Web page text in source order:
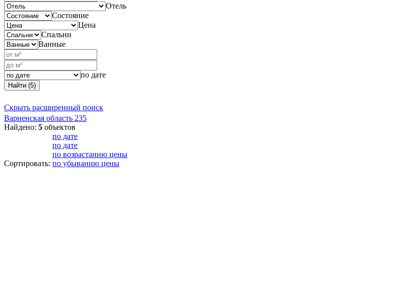
Отель
Состояние
Цена
Спальни
Ванные
по дате
Найти (5)
Скрыть расширенный поиск
Варненская область 235
Найдено: 5 объектов
Сортировать:
по дате
по дате
по возрастанию цены
по убыванию цены